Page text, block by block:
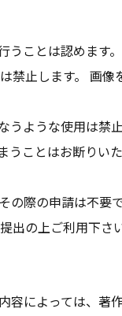
ことは認めます
止します。 画
ような使用は禁止
ことはお断りいた
際の申請は不要で
の上ご利用下さい
によっては、著